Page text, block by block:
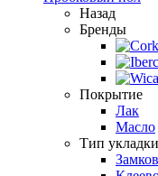
Назад
Бренды
Покрытие
Лак
Масло
Тип укладки